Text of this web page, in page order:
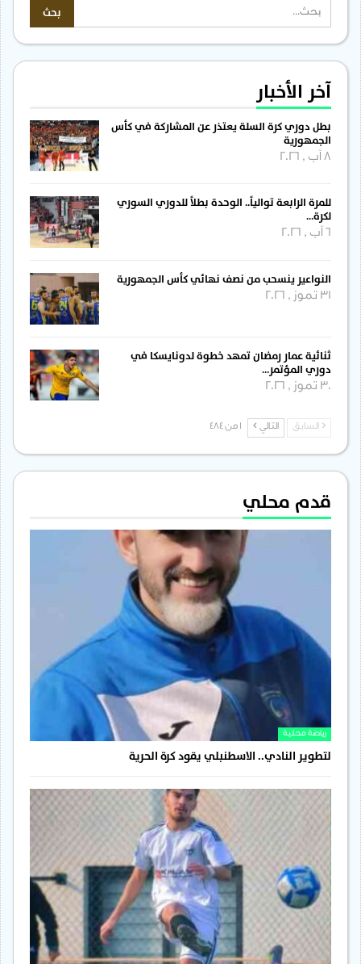
آخر الأخبار
بطل دوري كرة السلة يعتذر عن المشاركة في كأس
الجمهورية
للمرة الرابعة توالياً.. الوحدة بطلاً للدوري السوري
لكرة…
النواعير ينسحب من نصف نهائي كأس الجمهورية
31 تموز , 2026
ثنائية عمار رمضان تمهد خطوة لدونايسكا في
دوري المؤتمر…
30 تموز , 2026
السابق التالي
قدم محلي
رياضة محلية
لتطوير النادي.. الاسطنبلي يقود كرة الحرية